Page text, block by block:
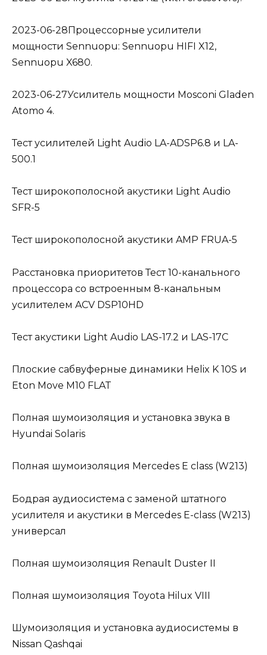
2023-06-28Процессорные усилители
мощности Sennuopu: Sennuopu HIFI X12,
Sennuopu X680.
2023-06-27Усилитель мощности Mosconi Gladen
Atomo 4.
Тест усилителей Light Audio LA-ADSP6.8 и LA-
500.1
Тест широкополосной акустики Light Audio
SFR-5
Тест широкополосной акустики AMP FRUA-5
Расстановка приоритетов Тест 10-канального
процессора со встроенным 8-канальным
усилителем ACV DSP10HD
Тест акустики Light Audio LAS-17.2 и LAS-17C
Плоские сабвуферные динамики Helix K 10S и
Eton Move M10 FLAT
Полная шумоизоляция и установка звука в
Hyundai Solaris
Полная шумоизоляция Mercedes E class (W213)
Бодрая аудиосистема с заменой штатного
усилителя и акустики в Mercedes E-class (W213)
универсал
Полная шумоизоляция Renault Duster II
Полная шумоизоляция Toyota Hilux VIII
Шумоизоляция и установка аудиосистемы в
Nissan Qashqai